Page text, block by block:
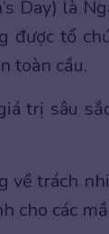
Day) là
được tổ
toàn cầu.
trị sâu
về trách
cho các